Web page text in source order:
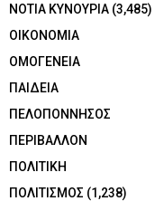
ΝΟΤΙΑ ΚΥΝΟΥΡΙΑ (3,485)
ΟΙΚΟΝΟΜΙΑ
ΟΜΟΓΕΝΕΙΑ
ΠΑΙΔΕΙΑ
ΠΕΛΟΠΟΝΝΗΣΟΣ
ΠΕΡΙΒΑΛΛΟΝ
ΠΟΛΙΤΙΚΗ
ΠΟΛΙΤΙΣΜΟΣ (1,238)